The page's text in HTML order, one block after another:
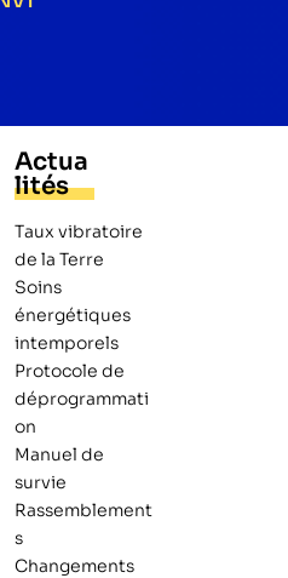
Actua
lités
Taux vibratoire
de la Terre
Soins
énergétiques
intemporels
Protocole de
déprogrammati
on
Manuel de
survie
Rassemblement
s
Changements